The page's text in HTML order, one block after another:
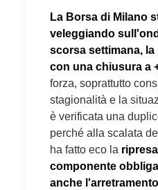
La Borsa di Milano
veleggiando
scorsa settimana,
con una chiusura a
forza, soprattutto
stagionalità e la
è verificata una
perché alla scalata
ha fatto eco la
componente
anche